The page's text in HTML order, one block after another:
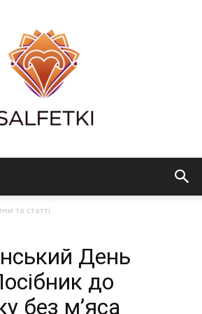
здорове
та статті
День
до
без м’яса